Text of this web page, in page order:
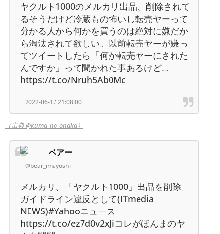
ヤクルト1000のメルカリ出品、削除されて
るそうだけど冷蔵もの怖いし転売ヤーって
分かる人から何かを買うのは絶対に嫌だか
ら淘汰されて欲しい。以前転売ヤーが嫌っ
てツイートしたら「何か転売ヤーにされた
んですか」って聞かれた事あるけど…
https://t.co/Nruh5Ab0Mc
2022-06-17 21:08:00
（出典 @kuma_no_onaka）
ベアー
@bear_imayoshi
メルカリ、「ヤクルト1000」出品を削除
ガイドライン違反として(ITmedia
NEWS)#Yahooニュース
https://t.co/ez7d0v2xJiコレがほんまのヤ